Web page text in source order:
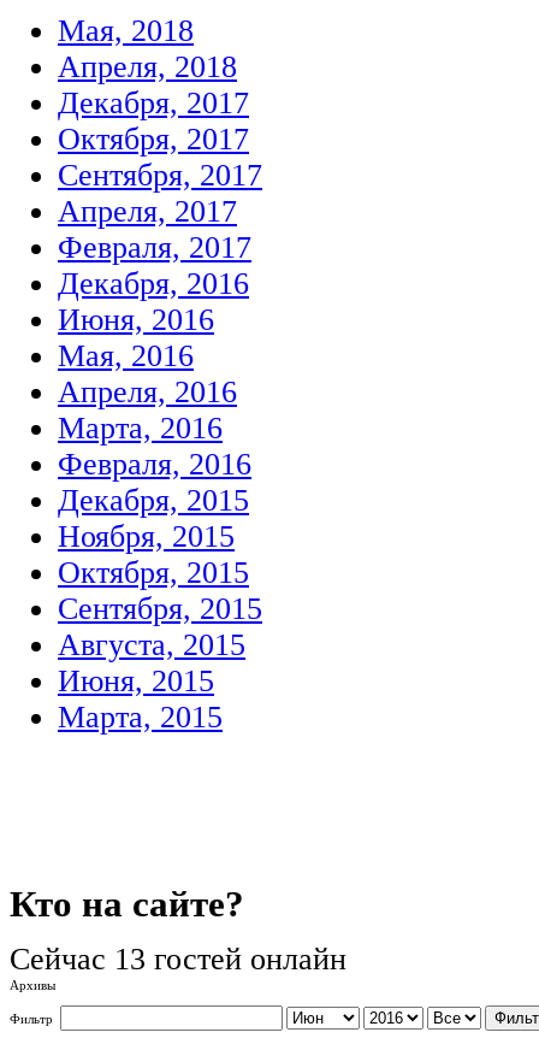
Мая, 2018
Апреля, 2018
Декабря, 2017
Октября, 2017
Сентября, 2017
Апреля, 2017
Февраля, 2017
Декабря, 2016
Июня, 2016
Мая, 2016
Апреля, 2016
Марта, 2016
Февраля, 2016
Декабря, 2015
Ноября, 2015
Октября, 2015
Сентября, 2015
Августа, 2015
Июня, 2015
Марта, 2015
Кто на сайте?
Сейчас 13 гостей онлайн
Архивы
Фильтр